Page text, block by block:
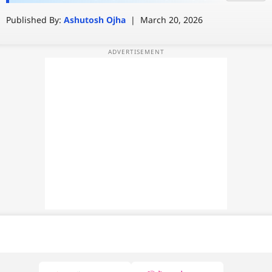
वेब स्टोरी
के लिए नए नियम का किया ऐलान
Published By: Ashutosh Ojha | March 20, 2026